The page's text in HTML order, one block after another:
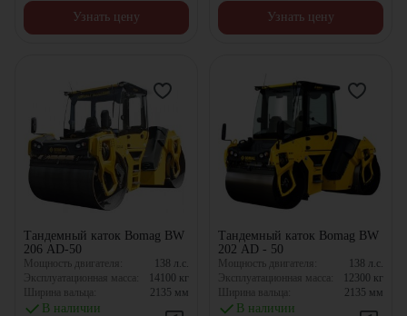
Узнать цену
Узнать цену
Тандемный каток Bomag BW
206 AD-50
Мощность двигателя: 138 л.с.
Эксплуатационная масса:
14100 кг
Ширина вальца:
2135 мм
В наличии
Тандемный каток Bomag BW
202 AD - 50
Мощность двигателя: 138 л.с.
Эксплуатационная масса:
12300 кг
Ширина вальца:
2135 мм
В наличии